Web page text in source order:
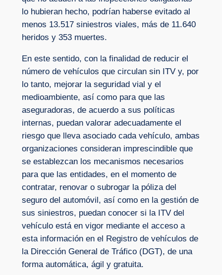
lo hubieran hecho, podrían haberse evitado al
menos 13.517 siniestros viales, más de 11.640
heridos y 353 muertes.
En este sentido, con la finalidad de reducir el
número de vehículos que circulan sin ITV y, por
lo tanto, mejorar la seguridad vial y el
medioambiente, así como para que las
aseguradoras, de acuerdo a sus políticas
internas, puedan valorar adecuadamente el
riesgo que lleva asociado cada vehículo, ambas
organizaciones consideran imprescindible que
se establezcan los mecanismos necesarios
para que las entidades, en el momento de
contratar, renovar o subrogar la póliza del
seguro del automóvil, así como en la gestión de
sus siniestros, puedan conocer si la ITV del
vehículo está en vigor mediante el acceso a
esta información en el Registro de vehículos de
la Dirección General de Tráfico (DGT), de una
forma automática, ágil y gratuita.